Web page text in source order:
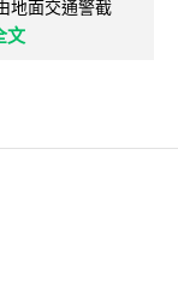
地面交通警截
文